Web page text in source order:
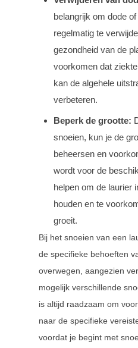
belangrijk om dode
regelmatig te
gezondheid van de
voorkomen dat
kan de algehele
verbeteren.
Beperk de grootte:
snoeien, kun je de
beheersen en
wordt voor de
helpen om de laurier
houden en te
groeit.
Bij het snoeien van een
de specifieke behoeften
overwegen, aangezien
mogelijk verschillende
is altijd raadzaam om
naar de specifieke
voordat je begint met